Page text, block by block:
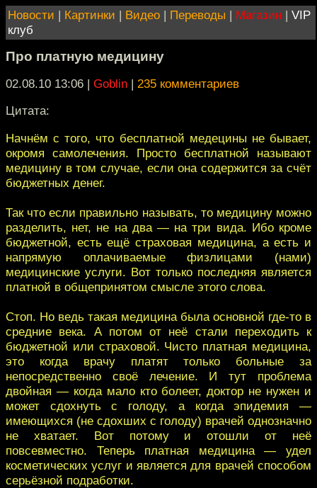
Новости | Картинки | Видео | Переводы | Магазин | VIP
клуб
Про платную медицину
02.08.10 13:06 | Goblin | 235 комментариев
Цитата:
Начнём с того, что бесплатной медецины не бывает,
окромя самолечения. Просто бесплатной называют
медицину в том случае, если она содержится за счёт
бюджетных денег.
Так что если правильно называть, то медицину можно
разделить, нет, не на два — на три вида. Ибо кроме
бюджетной, есть ещё страховая медицина, а есть и
напрямую оплачиваемые физлицами (нами)
медицинские услуги. Вот только последняя является
платной в общепринятом смысле этого слова.
Стоп. Но ведь такая медицина была основной где-то в
средние века. А потом от неё стали переходить к
бюджетной или страховой. Чисто платная медицина,
это когда врачу платят только больные за
непосредственно своё лечение. И тут проблема
двойная — когда мало кто болеет, доктор не нужен и
может сдохнуть с голоду, а когда эпидемия —
имеющихся (не сдохших с голоду) врачей однозначно
не хватает. Вот потому и отошли от неё
повсевместно. Теперь платная медицина — удел
косметических услуг и является для врачей способом
серьёзной подработки.